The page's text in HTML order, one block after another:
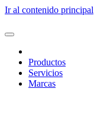
Ir al contenido principal
Productos
Servicios
Marcas